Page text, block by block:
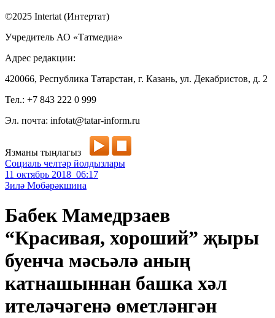
©2025 Intertat (Интертат)
Учредитель АО «Татмедиа»
Адрес редакции:
420066, Республика Татарстан, г. Казань, ул. Декабристов, д. 2
Тел.: +7 843 222 0 999
Эл. почта: infotat@tatar-inform.ru
Язманы тыңлагыз
Социаль челтәр йолдызлары
11 октябрь 2018 06:17
Зилә Мөбәрәкшина
Бабек Мамедрзаев
“Красивая, хороший” җыры
буенча мәсьәлә аның
катнашыннан башка хәл
ителәчәгенә өметләнгән